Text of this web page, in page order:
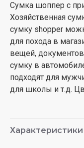
Сумка шоппер с
Хозяйственная
сумку shopper
для похода в
вещей,
сумку в
подходят для
для школы и т.д.
Характеристики